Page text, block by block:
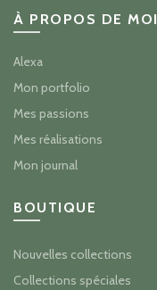
À PROPOS DE MOI
Alexa
Mon portfolio
Mes passions
Mes réalisations
Mon journal
BOUTIQUE
Nouvelles collections
Collections spéciales